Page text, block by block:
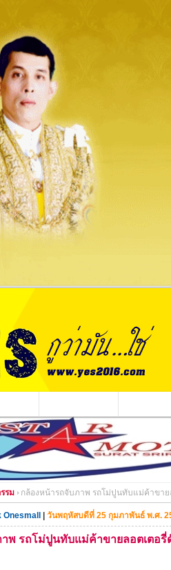
รม กล้องหน้ารถจับภาพ รถโม่ปูนทับแม่ค้าขา
วันพฤหัสบดีที่ 25 กุมภาพันธ์ พ.ศ.
พ รถโม่ปูนทับแม่ค้าขายลอตเตอรี่